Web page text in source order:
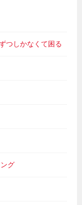
つしかなくて困る
グ